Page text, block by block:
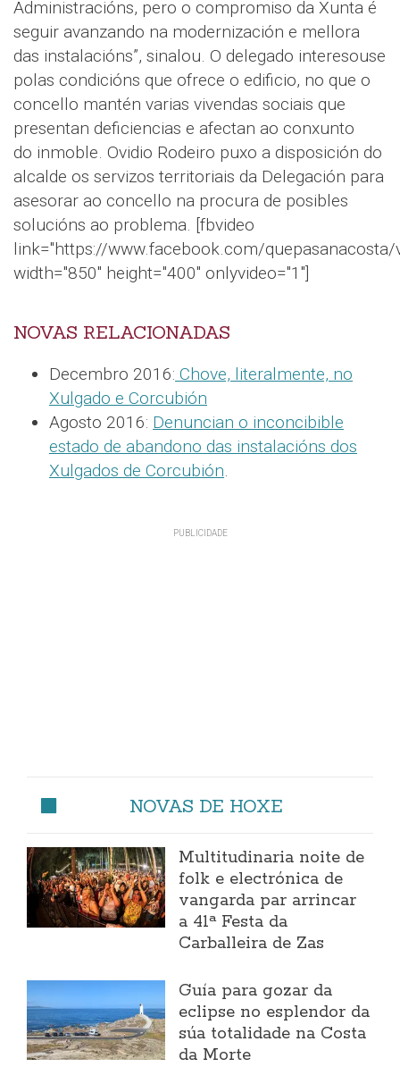
Administracións, pero o compromiso da Xunta é
seguir avanzando na modernización e mellora
das instalacións”, sinalou. O delegado interesouse
polas condicións que ofrece o edificio, no que o
concello mantén varias vivendas sociais que
presentan deficiencias e afectan ao conxunto
do inmoble. Ovidio Rodeiro puxo a disposición do
alcalde os servizos territoriais da Delegación para
asesorar ao concello na procura de posibles
solucións ao problema. [fbvideo
link="https://www.facebook.com/
width="850" height="400" onlyvideo="1"]
NOVAS RELACIONADAS
Decembro 2016: Chove, literalmente, no
Xulgado e Corcubión
Agosto 2016: Denuncian o inconcibible
estado de abandono das instalacións dos
Xulgados de Corcubión.
NOVAS DE HOXE
Multitudinaria noite de
folk e electrónica de
vangarda par arrincar
a 41ª Festa da
Carballeira de Zas
Guía para gozar da
eclipse no esplendor da
súa totalidade na Costa
da Morte